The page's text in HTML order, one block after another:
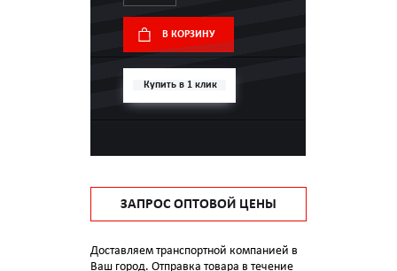
В КОРЗИНУ
Купить в 1 клик
ЗАПРОС ОПТОВОЙ ЦЕНЫ
Доставляем транспортной компанией в
Ваш город. Отправка товара в течение